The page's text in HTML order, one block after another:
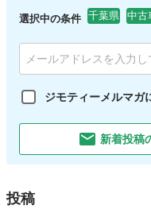
選択中の条件 千葉県 中古
ジモティーメルマガ
新着投稿
投稿